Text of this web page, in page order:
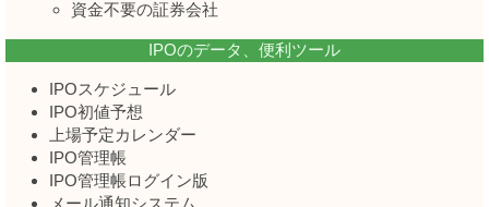
資金不要の証券会社
IPOのデータ、便利ツール
IPOスケジュール
IPO初値予想
上場予定カレンダー
IPO管理帳
IPO管理帳ログイン版